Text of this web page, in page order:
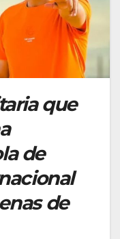
que
de
de